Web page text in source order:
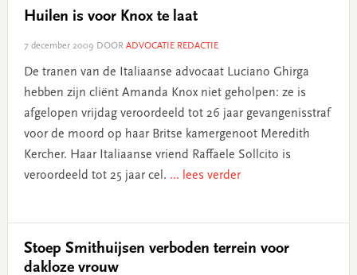
Huilen is voor Knox te laat
7 december 2009 DOOR ADVOCATIE REDACTIE
De tranen van de Italiaanse advocaat Luciano Ghirga
hebben zijn cliënt Amanda Knox niet geholpen: ze is
afgelopen vrijdag veroordeeld tot 26 jaar gevangenisstraf
voor de moord op haar Britse kamergenoot Meredith
Kercher. Haar Italiaanse vriend Raffaele Sollcito is
veroordeeld tot 25 jaar cel. ... lees verder
Stoep Smithuijsen verboden terrein voor
dakloze vrouw